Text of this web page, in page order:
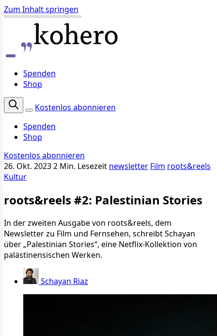
Zum Inhalt springen
Spenden
Shop
Kostenlos abonnieren
Spenden
Shop
Kostenlos abonnieren
26. Okt. 20232 Min. Lesezeit newsletter Film roots&reels
Kultur
roots&reels #2: Palestinian Stories
In der zweiten Ausgabe von roots&reels, dem
Newsletter zu Film und Fernsehen, schreibt Schayan
über „Palestinian Stories“, eine Netflix-Kollektion von
palästinensischen Werken.
Schayan Riaz